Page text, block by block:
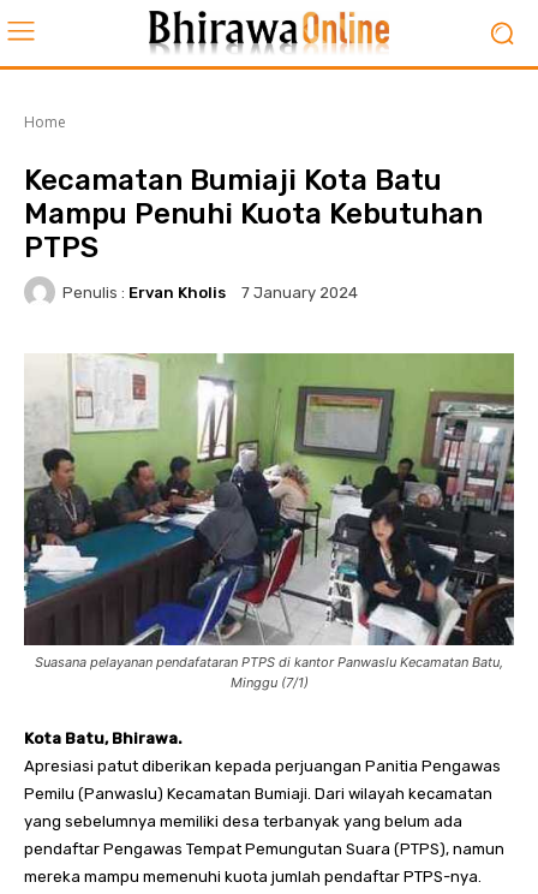
Home
Kecamatan Bumiaji Kota Batu
Mampu Penuhi Kuota Kebutuhan
PTPS
Penulis : Ervan Kholis 7 January 2024
Suasana pelayanan pendafataran PTPS di kantor Panwaslu Kecamatan Batu,
Minggu (7/1)
Kota Batu, Bhirawa.
Apresiasi patut diberikan kepada perjuangan Panitia Pengawas
Pemilu (Panwaslu) Kecamatan Bumiaji. Dari wilayah kecamatan
yang sebelumnya memiliki desa terbanyak yang belum ada
pendaftar Pengawas Tempat Pemungutan Suara (PTPS), namun
mereka mampu memenuhi kuota jumlah pendaftar PTPS-nya.